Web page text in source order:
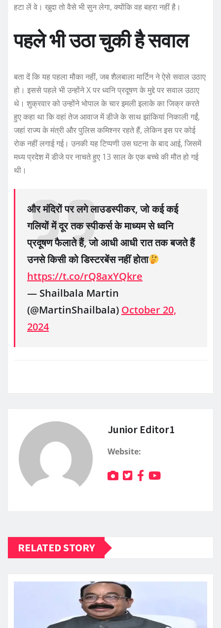
हटा लें वे। खुदा तो वैसे भी सुन लेगा, क्योंकि वह बहरा नहीं है।
पहले भी उठा चुकी है सवाल
बता दें कि यह पहला मौका नहीं, जब शैलबाला मार्टिन ने ऐसे सवाल उठाए
हो। इससे पहले भी उन्होंने X पर ध्वनि प्रदूषण के मुद्दे पर सवाल उठाए
थे। शुक्रवार को उन्होंने भोपाल के चार इमली इलाके का जिक्र करते
हुए कहा था कि वहां तेज आवाज में डीजे के साथ झांकियां निकाली गईं,
जहां राज्य के मंत्री और पुलिस कमिश्नर रहते हैं, लेकिन इस पर कोई
रोक नहीं लगाई गई। उनकी यह टिप्पणी उस घटना के बाद आई, जिसमें
मध्य प्रदेश में डीजे पर नाचते हुए 13 साल के एक बच्चे की मौत हो गई
थी।
और मंदिरों पर लगे लाउडस्पीकर, जो कई कई
गलियों में दूर तक स्पीकर्स के माध्यम से ध्वनि
प्रदूषण फैलाते हैं, जो आधी आधी रात तक बजते हैं
उनसे किसी को डिस्टरबेंस नहीं होता
https://t.co/rQ8axYQkre
— Shailbala Martin
(@MartinShailbala) October 20,
2024
Junior Editor1
Website:
RELATED STORY